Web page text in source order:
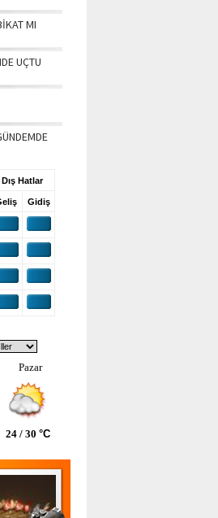
MI
UÇTU
Dış Hatlar
Gidiş
Pazar
24 / 30 °C